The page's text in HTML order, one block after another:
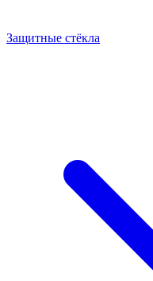
Защитные стёкла